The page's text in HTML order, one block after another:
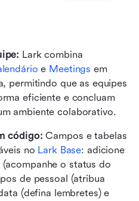
e Meetings em
permitindo que as equipes
eficiente e concluam
ambiente colaborativo.
código: Campos e tabelas
no Lark Base: adicione
o status do
de pessoal (atribua
(defina lembretes) e